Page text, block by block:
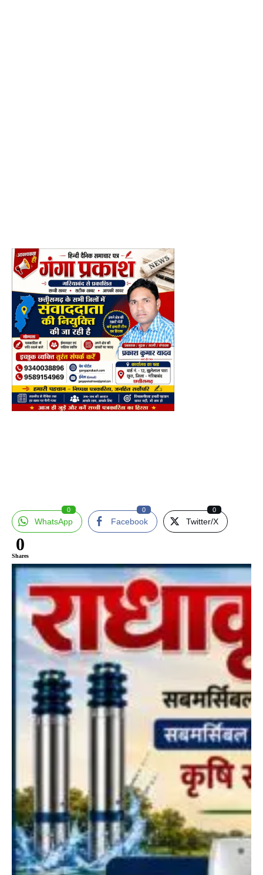
WhatsApp
0
Facebook
0
Twitter/X
0
0
Shares